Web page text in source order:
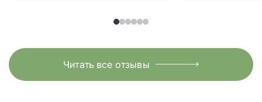
Читать все отзывы